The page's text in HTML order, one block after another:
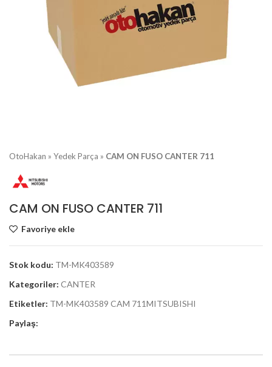
OtoHakan » Yedek Parça » CAM ON FUSO CANTER 711
CAM ON FUSO CANTER 711
Favoriye ekle
Stok kodu: TM-MK403589
Kategoriler: CANTER
Etiketler: TM-MK403589 CAM 711MITSUBISHI
Paylaş: